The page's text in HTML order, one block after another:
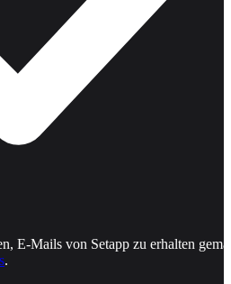
E-Mails von Setapp zu erhalten
.